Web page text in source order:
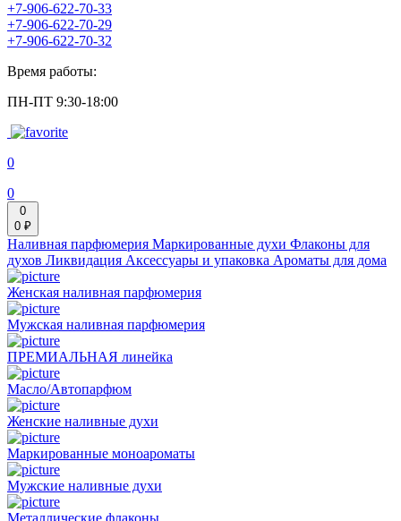
+7-906-622-70-33
+7-906-622-70-29
+7-906-622-70-32
Время работы:
ПН-ПТ 9:30-18:00
0
0
0
0 ₽
Наливная парфюмерия Маркированные духи Флаконы для
духов Ликвидация Аксессуары и упаковка Ароматы для дома
Женская наливная парфюмерия
Мужская наливная парфюмерия
ПРЕМИАЛЬНАЯ линейка
Масло/Автопарфюм
Женские наливные духи
Маркированные моноароматы
Мужские наливные духи
Металлические флаконы